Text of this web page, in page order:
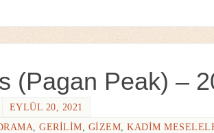
(Pagan Peak) –
EYLÜL 20, 2021
GERILIM GIZEM KADIM